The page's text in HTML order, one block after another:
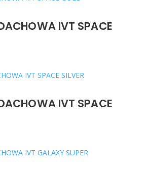
IVT SPACE
IVT SPACE